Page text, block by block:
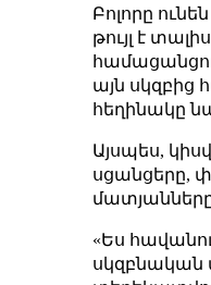
Բոլորը
թույլ է
այն սկզբից
հեղինակը
Այսպես,
սցանցերը,
«Ես
սկզբնական